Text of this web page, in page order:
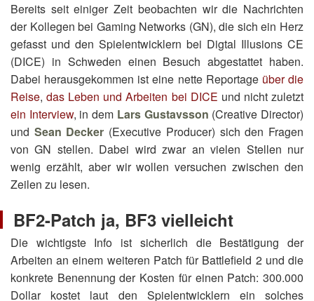
Bereits seit einiger Zeit beobachten wir die Nachrichten
der Kollegen bei Gaming Networks (GN), die sich ein Herz
gefasst und den Spielentwicklern bei Digtal Illusions CE
(DICE) in Schweden einen Besuch abgestattet haben.
Dabei herausgekommen ist eine nette Reportage über die
Reise,das Leben und Arbeiten bei DICE und nicht zuletzt
ein Interview, in dem Lars Gustavsson (Creative Director)
und Sean Decker (Executive Producer) sich den Fragen
von GN stellen. Dabei wird zwar an vielen Stellen nur
wenig erzählt, aber wir wollen versuchen zwischen den
Zeilen zu lesen.
BF2-Patch ja, BF3 vielleicht
Die wichtigste Info ist sicherlich die Bestätigung der
Arbeiten an einem weiteren Patch für Battlefield 2 und die
konkrete Benennung der Kosten für einen Patch: 300.000
Dollar kostet laut den Spielentwicklern ein solches